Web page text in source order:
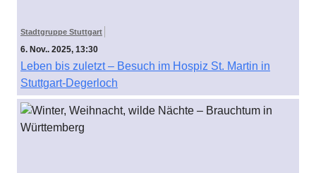
Stadtgruppe Stuttgart
6. Nov.. 2025, 13:30
Leben bis zuletzt – Besuch im Hospiz St. Martin in
Stuttgart-Degerloch